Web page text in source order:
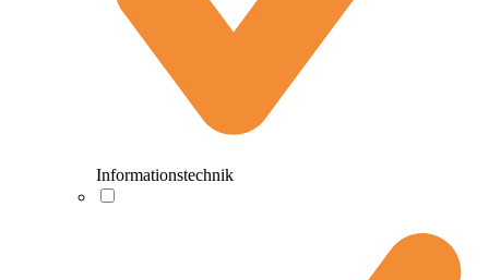
Informationstechnik